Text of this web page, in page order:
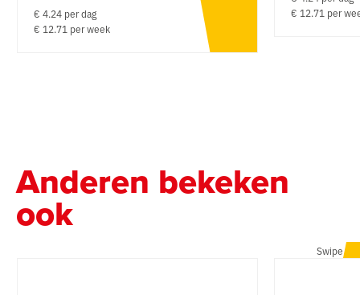
€ 4.24 per dag
€ 12.71 per week
€ 12.71 per
Anderen bekeken
ook
Swipe